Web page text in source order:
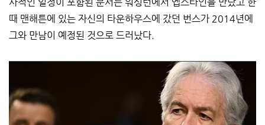
때 맨해튼에 있는 자신의 타운하우스에 갔던 번스가 2014년에
그와 만남이 예정된 것으로 드러났다.